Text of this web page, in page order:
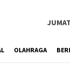
OLAHRAGA